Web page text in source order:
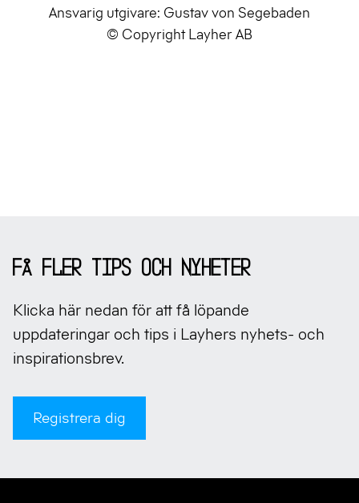
Ansvarig utgivare: Gustav von Segebaden
© Copyright Layher AB
Få fler tips och nyheter
Klicka här nedan för att få löpande
uppdateringar och tips i Layhers nyhets- och
inspirationsbrev.
Registrera dig